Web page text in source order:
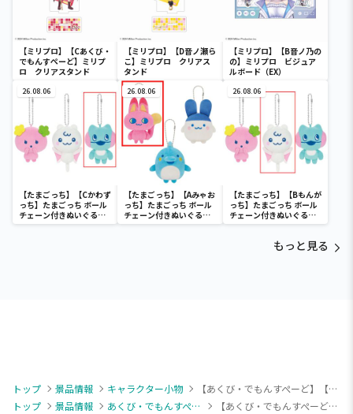
【ミリプロ】【Cあくび・
でもんすぺーど】ミリプ
ロ クリアスタンド
【ミリプロ】【D音ノ瀬ら
こ】ミリプロ クリアス
タンド
【ミリプロ】【B音ノ乃の
の】ミリプロ ビジュア
ルボード（EX）
26.08.06
【たまごっち】【Cかわず
っち】たまごっち ボール
チェーン付きぬいぐるみ
～Tamagotchi
26.08.06
【たまごっち】【Aみゃお
っち】たまごっち ボール
チェーン付きぬいぐるみ
～Tamagotchi
26.08.06
【たまごっち】【Bもんが
っち】たまごっち ボール
チェーン付きぬいぐるみ
～Tamagotchi
もっと見る
トップ 景品情報 キャラクター小物
【あくび・でもんすぺーど】【Cあくび・でもんすぺーど】ミリプロ ビジュアルボード（EX）
トップ
景品情報 あくび・でもんすぺーど
【あくび・でもんすぺーど】【Cあくび・でもんすぺーど】ミリプロ ビジュアルボード（EX）